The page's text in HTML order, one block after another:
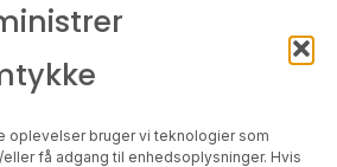
oplevelser bruger vi teknologier som
få adgang til enhedsoplysninger. Hvis
61 70 66 45